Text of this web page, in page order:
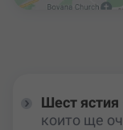
Шест ястия
които ще